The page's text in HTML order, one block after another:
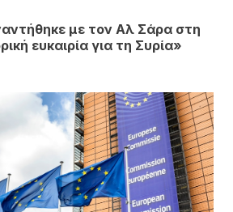
με τον Αλ Σάρα στη
ευκαιρία για τη Συρία»